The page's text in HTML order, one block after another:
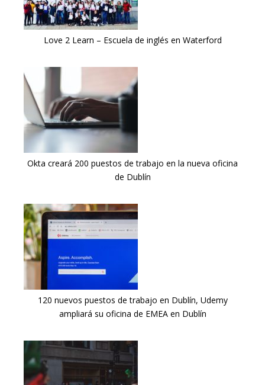
Love 2 Learn – Escuela de inglés en Waterford
Okta creará 200 puestos de trabajo en la nueva oficina
de Dublín
120 nuevos puestos de trabajo en Dublín, Udemy
ampliará su oficina de EMEA en Dublín